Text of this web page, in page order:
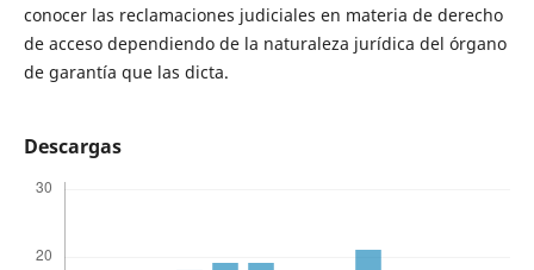
conocer las reclamaciones judiciales en materia de derecho
de acceso dependiendo de la naturaleza jurídica del órgano
de garantía que las dicta.
Descargas